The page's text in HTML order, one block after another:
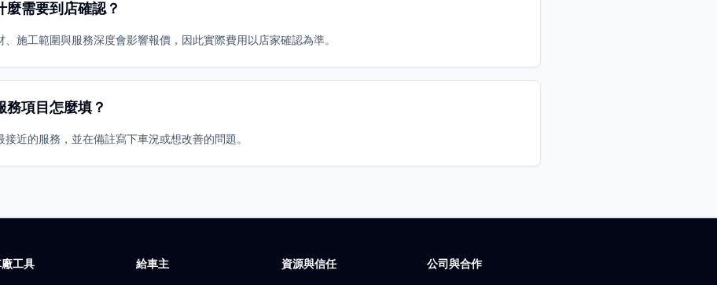
麼需要到店確認？
、施工範圍與服務深度會影響報價，因此實際費用以店家確認為準。
務項目怎麼填？
接近的服務，並在備註寫下車況或想改善的問題。
工具 給車主 資源與信任 公司與合作